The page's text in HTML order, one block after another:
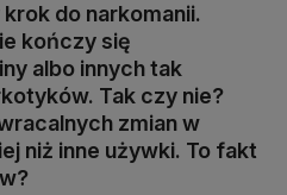
do narkomanii.
kończy się
albo innych tak
Tak czy nie?
zmian w
niż inne używki. To fakt